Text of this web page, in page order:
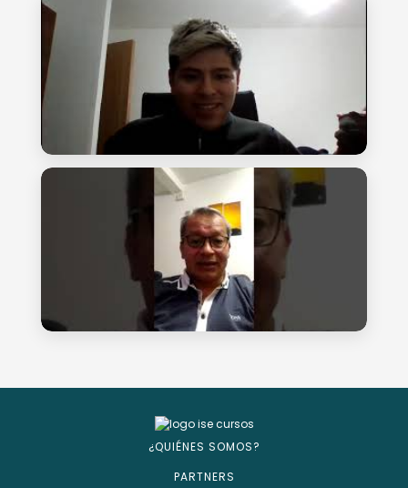
¿QUIÉNES SOMOS?
PARTNERS